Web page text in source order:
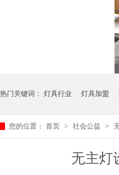
热门关键词： 灯具行业 灯具加盟
您的位置： 首页 > 社会公益 >
无主灯